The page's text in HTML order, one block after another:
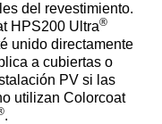
del revestimiento.
HPS200 Ultra®
unido directamente
a cubiertas o
PV si las
utilizan Colorcoat
.